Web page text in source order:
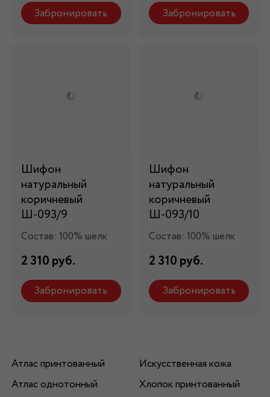
Забронировать Забронировать
Шифон
натуральный
коричневый
Ш-093/9
Состав: 100% шелк
2 310 руб.
Забронировать
Шифон
натуральный
коричневый
Ш-093/10
Состав: 100% шелк
2 310 руб.
Забронировать
Атлас принтованный
Атлас однотонный
Искусственная кожа
Хлопок принтованный